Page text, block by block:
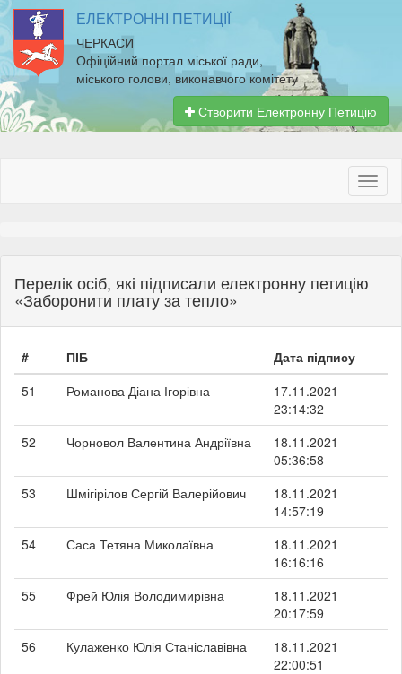
ЕЛЕКТРОННІ ПЕТИЦІЇ
ЧЕРКАСИ
Офіційний портал міської ради,
міського голови, виконавчого комітету
Створити Електронну Петицію
Перелік осіб, які підписали електронну петицію
«Заборонити плату за тепло»
# ПІБ
Дата підпису
51
Романова Діана Ігорівна
17.11.2021
23:14:32
52
Чорновол Валентина Андріївна
18.11.2021
05:36:58
53
Шмігірілов Сергій Валерійович
18.11.2021
14:57:19
54
Саса Тетяна Миколаївна
18.11.2021
16:16:16
55
Фрей Юлія Володимирівна
18.11.2021
20:17:59
56
Кулаженко Юлія Станіславівна
18.11.2021
22:00:51